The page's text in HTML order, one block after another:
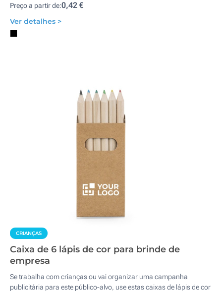
Preço a partir de:0,42 €
Ver detalhes >
CRIANÇAS
Caixa de 6 lápis de cor para brinde de
empresa
Se trabalha com crianças ou vai organizar uma campanha
publicitária para este público-alvo, use estas caixas de lápis de cor